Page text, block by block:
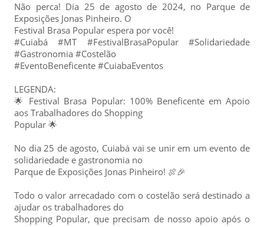
Não perca! Dia 25 de agosto de 2024, no Parque de
Exposições Jonas Pinheiro. O
Festival Brasa Popular espera por você!
#Cuiabá #MT #FestivalBrasaPopular #Solidariedade
#Gastronomia #Costelão
#EventoBeneficente #CuiabaEventos
LEGENDA:
🌟 Festival Brasa Popular: 100% Beneficente em Apoio
aos Trabalhadores do Shopping
Popular 🌟
No dia 25 de agosto, Cuiabá vai se unir em um evento de
solidariedade e gastronomia no
Parque de Exposições Jonas Pinheiro! 🍖🎉
Todo o valor arrecadado com o costelão será destinado a
ajudar os trabalhadores do
Shopping Popular, que precisam de nosso apoio após o